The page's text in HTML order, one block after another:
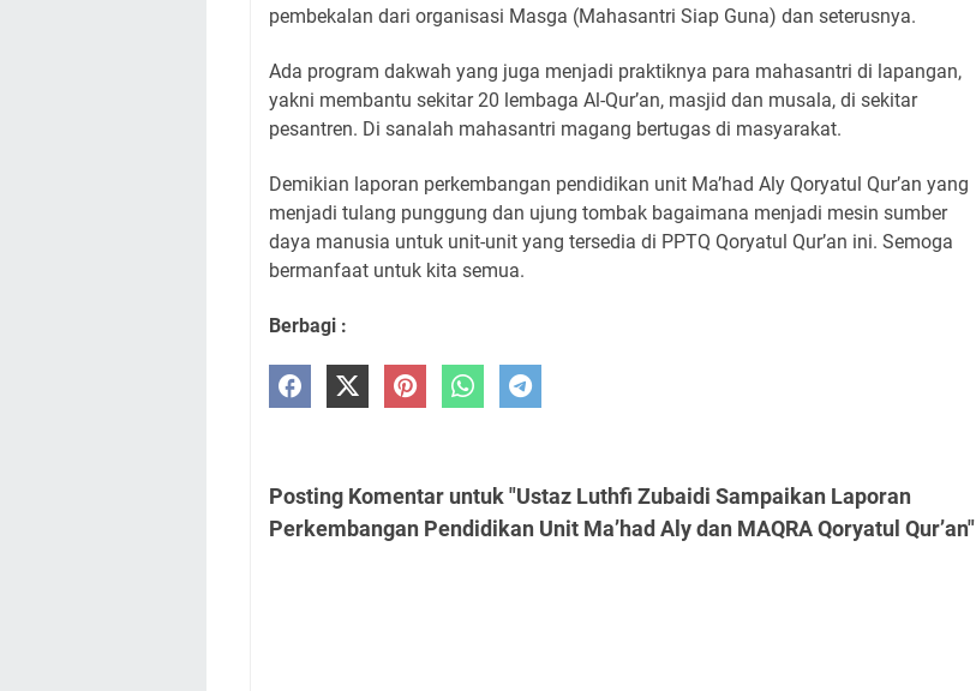
pembekalan dari organisasi Masga (Mahasantri Siap Guna) dan seterusnya.
Ada program dakwah yang juga menjadi praktiknya para mahasantri di lapangan,
yakni membantu sekitar 20 lembaga Al-Qur’an, masjid dan musala, di sekitar
pesantren. Di sanalah mahasantri magang bertugas di masyarakat.
Demikian laporan perkembangan pendidikan unit Ma’had Aly Qoryatul Qur’an yang
menjadi tulang punggung dan ujung tombak bagaimana menjadi mesin sumber
daya manusia untuk unit-unit yang tersedia di PPTQ Qoryatul Qur’an ini. Semoga
bermanfaat untuk kita semua.
Berbagi :
Posting Komentar untuk "Ustaz Luthfi Zubaidi Sampaikan Laporan
Perkembangan Pendidikan Unit Ma’had Aly dan MAQRA Qoryatul Qur’an"